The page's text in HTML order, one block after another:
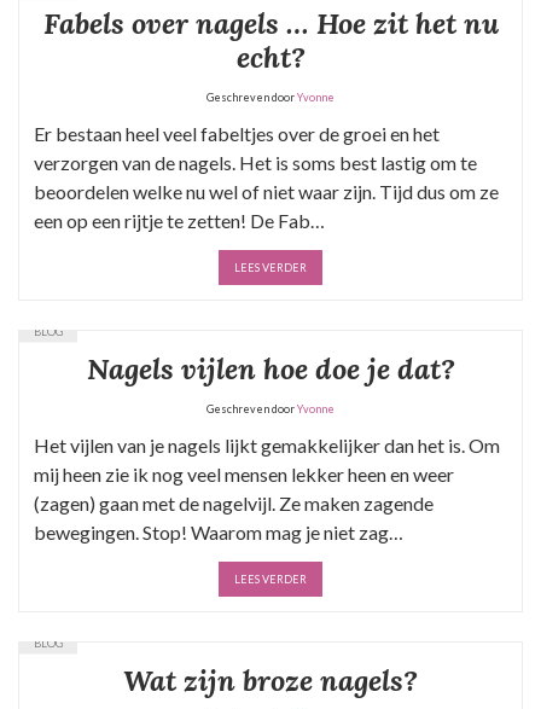
Fabels over nagels … Hoe zit het nu
echt?
Geschreven doorYvonne
Er bestaan heel veel fabeltjes over de groei en het
verzorgen van de nagels. Het is soms best lastig om te
beoordelen welke nu wel of niet waar zijn. Tijd dus om ze
een op een rijtje te zetten! De Fab…
LEES VERDER
BLOG
Nagels vijlen hoe doe je dat?
Geschreven doorYvonne
Het vijlen van je nagels lijkt gemakkelijker dan het is. Om
mij heen zie ik nog veel mensen lekker heen en weer
(zagen) gaan met de nagelvijl. Ze maken zagende
bewegingen. Stop! Waarom mag je niet zag…
LEES VERDER
BLOG
Wat zijn broze nagels?